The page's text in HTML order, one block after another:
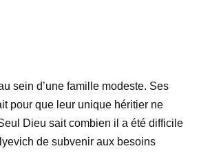
sein d’une famille modeste. Ses
pour que leur unique héritier ne
Dieu sait combien il a été difficile
de subvenir aux besoins